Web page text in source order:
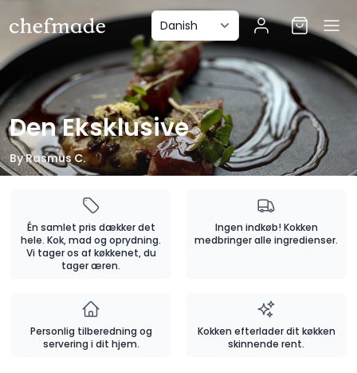
Den Eksklusive
ByRasmus C.
Én samlet pris dækker det
hele. Kok, mad og oprydning.
Vi tager os af køkkenet, du
tager æren.
Ingen indkøb! Kokken
medbringer alle ingredienser.
Personlig tilberedning og
servering i dit hjem.
Kokken efterlader dit køkken
skinnende rent.